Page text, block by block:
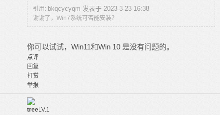
引用: bkqcycyqm 发表于 2023-3-23 16:38
谢谢了，Win7系统可否能安装？
你可以试试，Win11和Win 10 是没有问题的。
点评
回复
打赏
举报
treeLV.1